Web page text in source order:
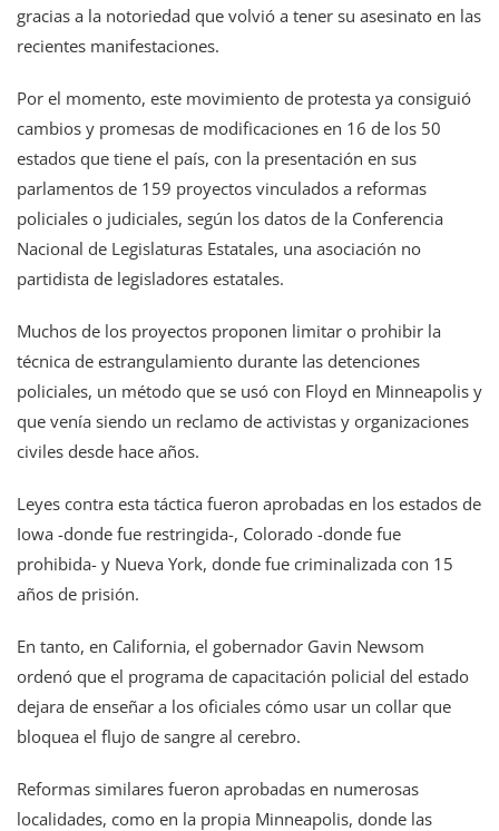
gracias a la notoriedad que volvió a tener su asesinato en las
recientes manifestaciones.
Por el momento, este movimiento de protesta ya consiguió
cambios y promesas de modificaciones en 16 de los 50
estados que tiene el país, con la presentación en sus
parlamentos de 159 proyectos vinculados a reformas
policiales o judiciales, según los datos de la Conferencia
Nacional de Legislaturas Estatales, una asociación no
partidista de legisladores estatales.
Muchos de los proyectos proponen limitar o prohibir la
técnica de estrangulamiento durante las detenciones
policiales, un método que se usó con Floyd en Minneapolis y
que venía siendo un reclamo de activistas y organizaciones
civiles desde hace años.
Leyes contra esta táctica fueron aprobadas en los estados de
Iowa -donde fue restringida-, Colorado -donde fue
prohibida- y Nueva York, donde fue criminalizada con 15
años de prisión.
En tanto, en California, el gobernador Gavin Newsom
ordenó que el programa de capacitación policial del estado
dejara de enseñar a los oficiales cómo usar un collar que
bloquea el flujo de sangre al cerebro.
Reformas similares fueron aprobadas en numerosas
localidades, como en la propia Minneapolis, donde las